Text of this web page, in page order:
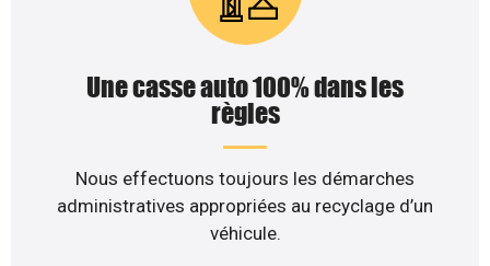
Une casse auto 100% dans les
règles
Nous effectuons toujours les démarches
administratives appropriées au recyclage d’un
véhicule.